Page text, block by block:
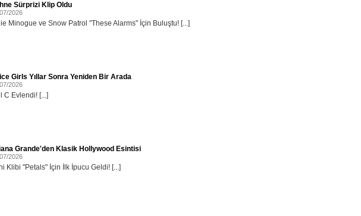
Sürprizi Klip Oldu
2026
Minogue ve Snow Patrol "These Alarms" İçin Buluştu! [...]
Girls Yıllar Sonra Yeniden Bir Arada
2026
C Evlendi! [...]
Grande'den Klasik Hollywood Esintisi
2026
Klibi "Petals" İçin İlk İpucu Geldi! [...]